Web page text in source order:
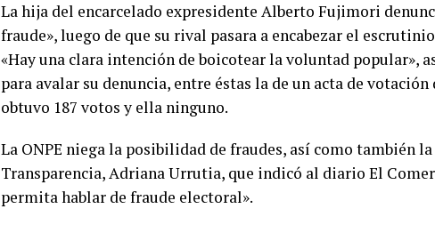
La hija del encarcelado expresidente Alberto Fujimori
fraude», luego de que su rival pasara a encabezar el
«Hay una clara intención de boicotear la voluntad popular»,
para avalar su denuncia, entre éstas la de un acta de
obtuvo 187 votos y ella ninguno.
La ONPE niega la posibilidad de fraudes, así como también
Transparencia, Adriana Urrutia, que indicó al diario El
permita hablar de fraude electoral».